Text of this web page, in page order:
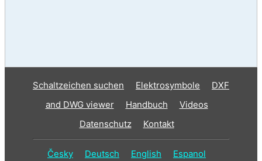
Schaltzeichen suchen Elektrosymbole
DXF
and DWG viewer
Handbuch
Videos
Datenschutz
Kontakt
Česky Deutsch English Espanol